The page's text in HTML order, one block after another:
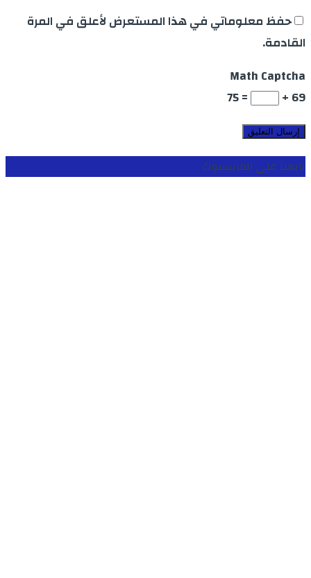
حفظ معلوماتي في هذا المستعرض لأعلق في المرة
القادمة.
Math Captcha
69 +
= 75
تابعنا على الفايسبوك